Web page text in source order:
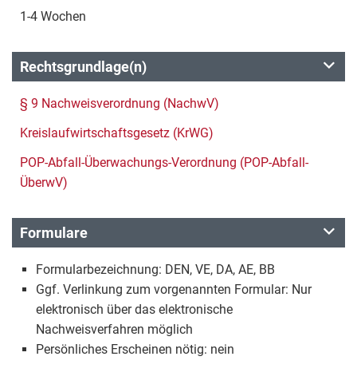
1-4 Wochen
Rechtsgrundlage(n)
§ 9 Nachweisverordnung (NachwV)
Kreislaufwirtschaftsgesetz (KrWG)
POP-Abfall-Überwachungs-Verordnung (POP-Abfall-
ÜberwV)
Formulare
Formularbezeichnung: DEN, VE, DA, AE, BB
Ggf. Verlinkung zum vorgenannten Formular: Nur
elektronisch über das elektronische
Nachweisverfahren möglich
Persönliches Erscheinen nötig: nein